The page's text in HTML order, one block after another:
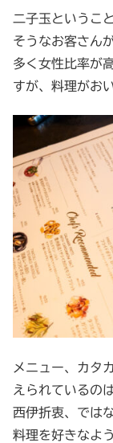
二子玉というこ
そうなお客さん
多く女性比率が
すが、料理がお
メニュー、カタ
えられているの
西伊折衷、では
料理を好きなよ